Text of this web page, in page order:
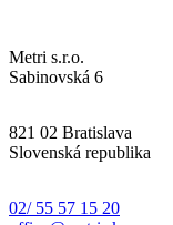
Metri s.r.o.
Sabinovská 6
821 02 Bratislava
Slovenská republika
02/ 55 57 15 20